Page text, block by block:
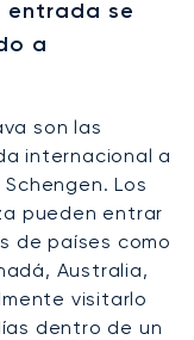
entrada se
a
son las
internacional a
Los
pueden entrar
de países como
Australia,
visitarlo
dentro de un